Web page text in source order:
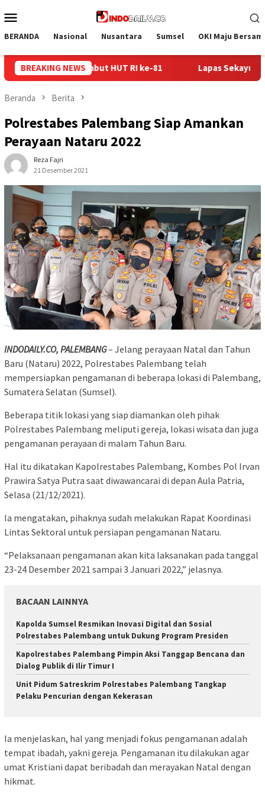
ke
Mobile
BERANDA Nasional Nusantara Sumsel OKI Maju
BREAKING NEWS
Lapas Sekayu Gandeng Kwarcab Muba Berikan Materi Dasar
Beranda Berita
Polrestabes Palembang Siap Amankan
Perayaan Nataru 2022
Reza Fajri
21 Desember 2021
INDODAILY.CO, PALEMBANG– Jelang perayaan Natal dan Tahun
Baru (Nataru) 2022, Polrestabes Palembang telah
mempersiapkan pengamanan di beberapa lokasi di Palembang,
Sumatera Selatan (Sumsel).
Beberapa titik lokasi yang siap diamankan oleh pihak
Polrestabes Palembang meliputi gereja, lokasi wisata dan juga
pengamanan perayaan di malam Tahun Baru.
Hal itu dikatakan Kapolrestabes Palembang, Kombes Pol Irvan
Prawira Satya Putra saat diwawancarai di depan Aula Patria,
Selasa (21/12/2021).
Ia mengatakan, pihaknya sudah melakukan Rapat Koordinasi
Lintas Sektoral untuk persiapan pengamanan Nataru.
“Pelaksanaan pengamanan akan kita laksanakan pada tanggal
23-24 Desember 2021 sampai 3 Januari 2022,” jelasnya.
BACAAN LAINNYA
Kapolda Sumsel Resmikan Inovasi Digital dan Sosial
Polrestabes Palembang untuk Dukung Program Presiden
Kapolrestabes Palembang Pimpin Aksi Tanggap Bencana dan
Dialog Publik di Ilir Timur I
Unit Pidum Satreskrim Polrestabes Palembang Tangkap
Pelaku Pencurian dengan Kekerasan
Ia menjelaskan, hal yang menjadi fokus pengamanan adalah
tempat ibadah, yakni gereja. Pengamanan itu dilakukan agar
umat Kristiani dapat beribadah dan merayakan Natal dengan
hikmat.